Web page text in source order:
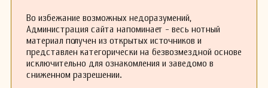
Во избежание возможных недоразумений,
Администрация сайта напоминает - весь нотный
материал получен из открытых источников и
представлен категорически на безвозмездной основе
исключительно для ознакомления и заведомо в
сниженном разрешении.